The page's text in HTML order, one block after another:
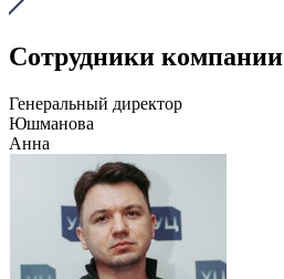
Сотрудники компании
Генеральный директор
Юшманова
Анна